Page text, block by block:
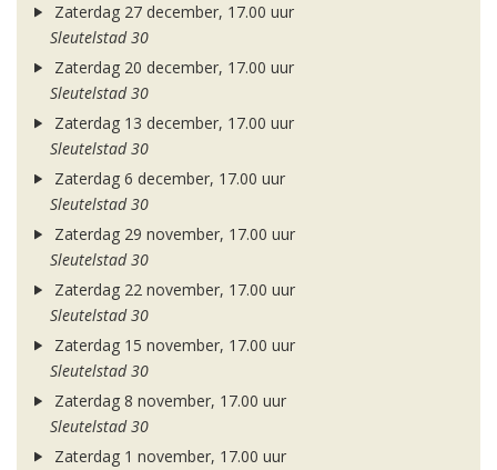
Zaterdag 27 december, 17.00 uur
Sleutelstad 30
Zaterdag 20 december, 17.00 uur
Sleutelstad 30
Zaterdag 13 december, 17.00 uur
Sleutelstad 30
Zaterdag 6 december, 17.00 uur
Sleutelstad 30
Zaterdag 29 november, 17.00 uur
Sleutelstad 30
Zaterdag 22 november, 17.00 uur
Sleutelstad 30
Zaterdag 15 november, 17.00 uur
Sleutelstad 30
Zaterdag 8 november, 17.00 uur
Sleutelstad 30
Zaterdag 1 november, 17.00 uur